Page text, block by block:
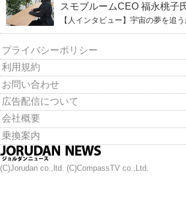
スモブルームCEO 福永桃子
（下）
【人インタビュー】宇宙の夢を追
プライバシーポリシー
利用規約
お問い合わせ
広告配信について
会社概要
乗換案内
(C)Jorudan co.,ltd. (C)CompassTV co.,Ltd.